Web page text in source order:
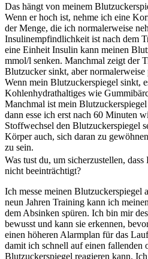
Das hängt von meinem
Wenn er hoch ist, nehme ich eine
der Menge, die ich normalerweise
Insulinempfindlichkeit ist nach dem
eine Einheit Insulin kann meinen
mmol/l senken. Manchmal zeigt der
Blutzucker sinkt, aber
Wenn mein Blutzuckerspiegel sinkt,
Kohlenhydrathaltiges wie
Manchmal ist mein
dann esse ich erst nach 60 Minuten
Stoffwechsel den Blutzuckerspiegel
Körper auch, sich daran zu
zu sein.
Was tust du, um sicherzustellen,
nicht beeinträchtigt?
Ich messe meinen Blutzuckerspiegel
neun Jahren Training kann ich
dem Absinken spüren. Ich bin mir
bewusst und kann sie erkennen,
einen höheren Alarmplan für das
damit ich schnell auf einen fallenden
Blutzuckerspiegel reagieren kann.